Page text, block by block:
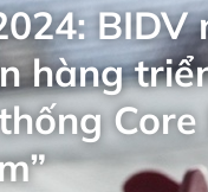
BIDV
hàng